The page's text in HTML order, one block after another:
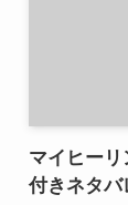
マイヒー
付きネタバ